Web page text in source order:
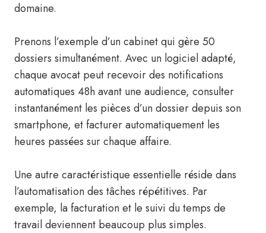
domaine.
Prenons l’exemple d’un cabinet qui gère 50
dossiers simultanément. Avec un logiciel adapté,
chaque avocat peut recevoir des notifications
automatiques 48h avant une audience, consulter
instantanément les pièces d’un dossier depuis son
smartphone, et facturer automatiquement les
heures passées sur chaque affaire.
Une autre caractéristique essentielle réside dans
l’automatisation des tâches répétitives. Par
exemple, la facturation et le suivi du temps de
travail deviennent beaucoup plus simples.